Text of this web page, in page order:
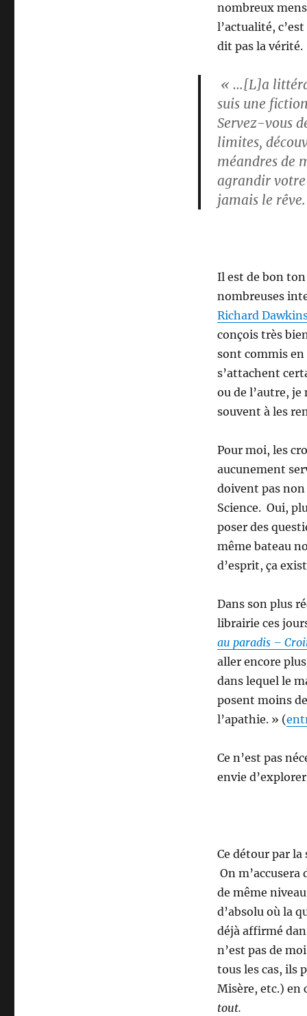
nombreux
l’actualité,
dit pas la
« …[L]a
suis une
Servez-vous
limites,
méandres de
agrandir votre
jamais le
Il est de bon
nombreuses
Richard
conçois très
sont commis en
s’attachent
ou de l’autre, je
souvent à les
Pour moi, les
aucunement
doivent pas
Science. Oui,
poser des
même bateau
d’esprit, ça
Dans son plus
librairie ces
au paradis –
aller encore
dans lequel le
posent moins
l’apathie. » (
Ce n’est pas
envie
Ce détour par
On
de même
d’absolu où la
déjà affirmé
n’est pas de
tous les cas, ils
Misère, etc.)
tout.